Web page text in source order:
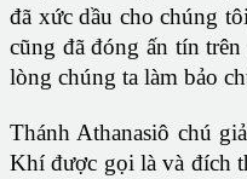
đã xức dầu cho chúng
cũng đã đóng ấn tín
lòng chúng ta làm bảo
Thánh Athanasiô chú
Khí được gọi là và đích